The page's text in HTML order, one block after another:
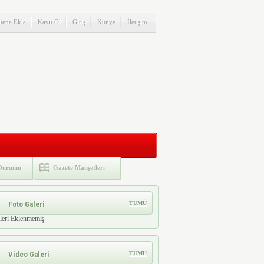
Ekle Kayıt Ol Giriş Künye İletişim
Gazete Manşetleri
Foto Galeri TÜMÜ
Eklenmemiş
Video Galeri TÜMÜ